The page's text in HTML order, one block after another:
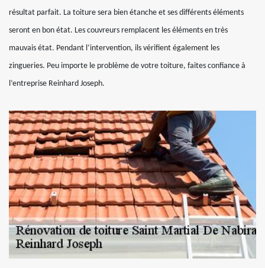
résultat parfait. La toiture sera bien étanche et ses différents éléments
seront en bon état. Les couvreurs remplacent les éléments en très
mauvais état. Pendant l’intervention, ils vérifient également les
zingueries. Peu importe le problème de votre toiture, faites confiance à
l’entreprise Reinhard Joseph.